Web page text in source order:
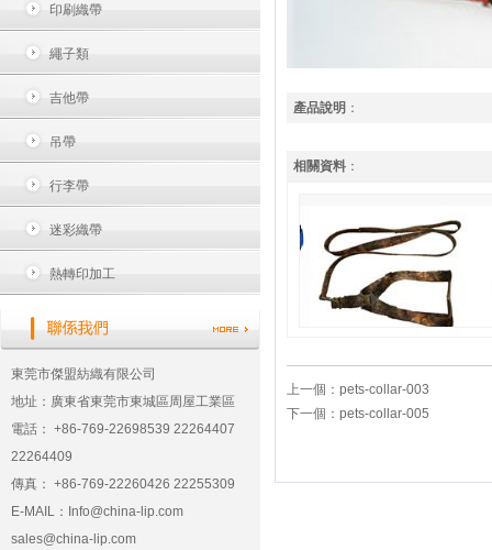
印刷織帶
繩子類
吉他帶
吊帶
行李帶
迷彩織帶
熱轉印加工
東莞市傑盟紡織有限公司
地址：廣東省東莞市東城區周屋工業區
電話： +86-769-22698539 22264407
22264409
傳真： +86-769-22260426 22255309
E-MAIL： Info@china-lip.com
sales@china-lip.com
產品說明 ：
相關資料 ：
上一個： pets-collar-003
下一個： pets-collar-005